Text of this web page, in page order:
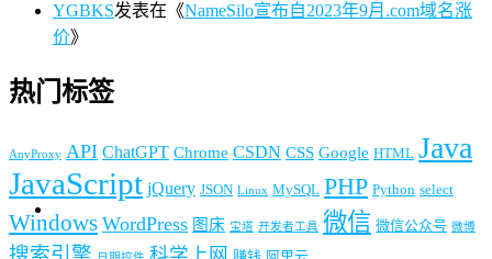
YGBKS发表在《NameSilo宣布自2023年9月.com域名涨
价》
热门标签
AnyProxy API ChatGPT Chrome CSDN CSS Google HTML Java
JavaScript jQuery JSON Linux MySQL PHP Python select
Windows WordPress 图床 宝塔 开发者工具 微信 微信公众号 微博
搜索引擎